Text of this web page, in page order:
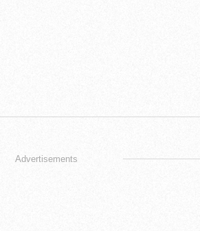
Advertisements